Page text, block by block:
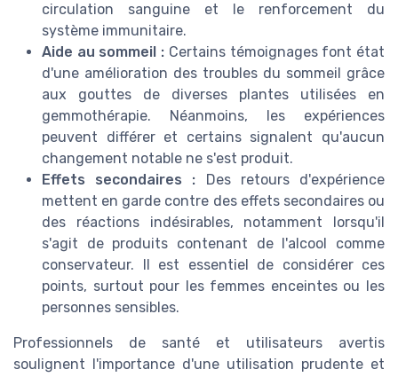
circulation sanguine et le renforcement du
système immunitaire.
Aide au sommeil : Certains témoignages font état
d'une amélioration des troubles du sommeil grâce
aux gouttes de diverses plantes utilisées en
gemmothérapie. Néanmoins, les expériences
peuvent différer et certains signalent qu'aucun
changement notable ne s'est produit.
Effets secondaires : Des retours d'expérience
mettent en garde contre des effets secondaires ou
des réactions indésirables, notamment lorsqu'il
s'agit de produits contenant de l'alcool comme
conservateur. Il est essentiel de considérer ces
points, surtout pour les femmes enceintes ou les
personnes sensibles.
Professionnels de santé et utilisateurs avertis
soulignent l'importance d'une utilisation prudente et